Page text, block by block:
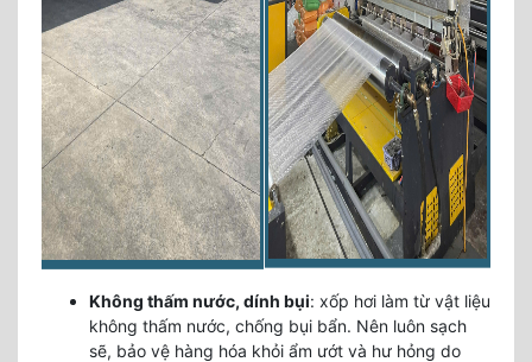
Không thấm nước, dính bụi: xốp hơi làm từ vật liệu
không thấm nước, chống bụi bẩn. Nên luôn sạch
sẽ, bảo vệ hàng hóa khỏi ẩm ướt và hư hỏng do